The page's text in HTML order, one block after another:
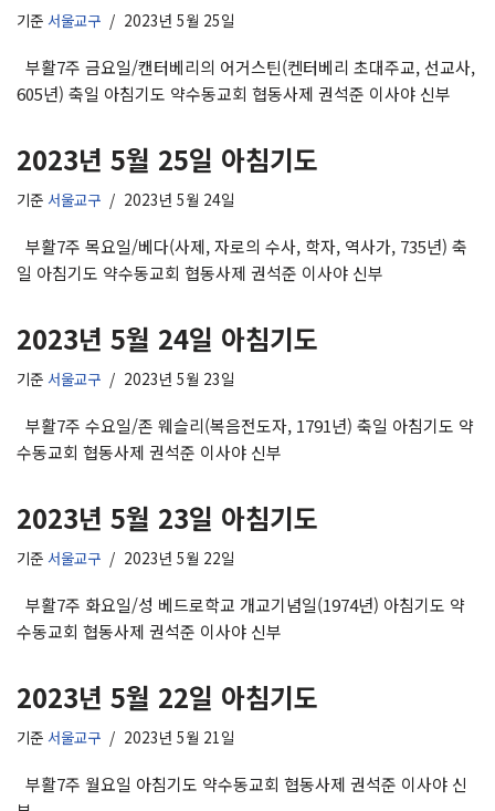
기준 서울교구 2023년 5월 25일
부활7주 금요일/캔터베리의 어거스틴(켄터베리 초대주교, 선교사,
605년) 축일 아침기도 약수동교회 협동사제 권석준 이사야 신부
2023년 5월 25일 아침기도
기준 서울교구 2023년 5월 24일
부활7주 목요일/베다(사제, 자로의 수사, 학자, 역사가, 735년) 축
일 아침기도 약수동교회 협동사제 권석준 이사야 신부
2023년 5월 24일 아침기도
기준 서울교구 2023년 5월 23일
부활7주 수요일/존 웨슬리(복음전도자, 1791년) 축일 아침기도 약
수동교회 협동사제 권석준 이사야 신부
2023년 5월 23일 아침기도
기준 서울교구 2023년 5월 22일
부활7주 화요일/성 베드로학교 개교기념일(1974년) 아침기도 약
수동교회 협동사제 권석준 이사야 신부
2023년 5월 22일 아침기도
기준 서울교구 2023년 5월 21일
부활7주 월요일 아침기도 약수동교회 협동사제 권석준 이사야 신